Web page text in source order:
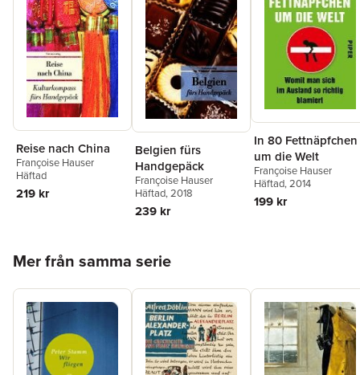
Reise nach China
Françoise Hauser
Häftad
219 kr
Belgien fürs
Handgepäck
Françoise Hauser
Häftad, 2018
239 kr
In 80 Fettnäpfchen
um die Welt
Françoise Hauser
Häftad, 2014
199 kr
Mer från samma serie